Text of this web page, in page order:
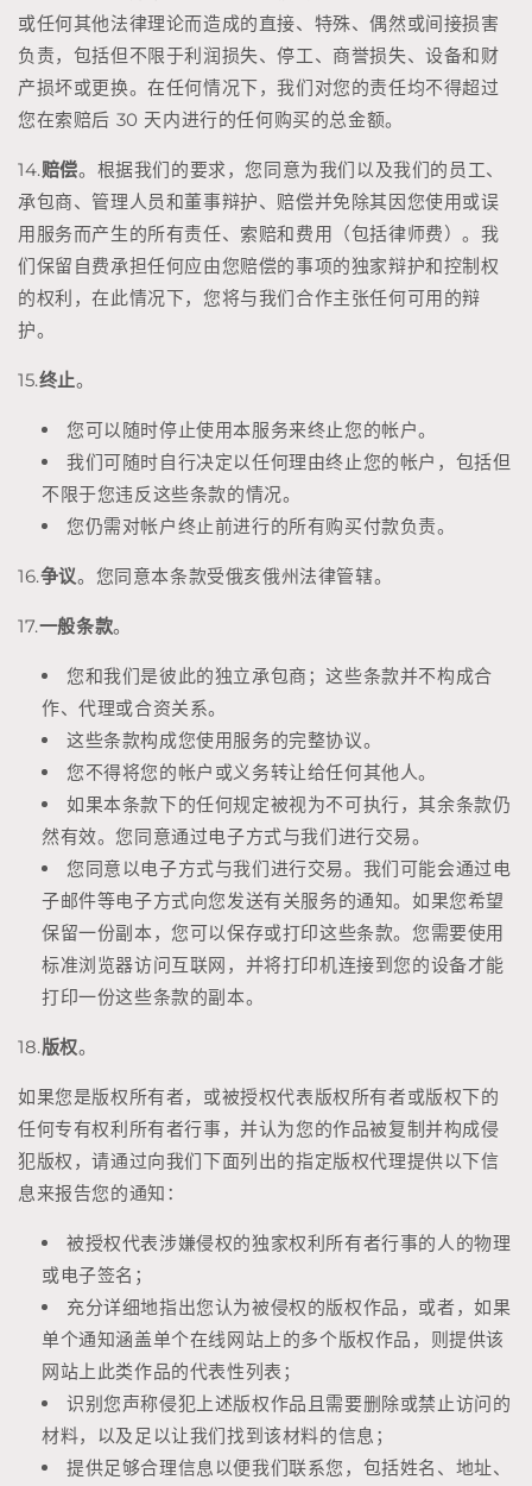
或任何其他法律理论而造成的直接、特殊、偶然或间接损害
负责，包括但不限于利润损失、停工、商誉损失、设备和财
产损坏或更换。在任何情况下，我们对您的责任均不得超过
您在索赔后 30 天内进行的任何购买的总金额。
14.赔偿。根据我们的要求，您同意为我们以及我们的员工、
承包商、管理人员和董事辩护、赔偿并免除其因您使用或误
用服务而产生的所有责任、索赔和费用（包括律师费）。我
们保留自费承担任何应由您赔偿的事项的独家辩护和控制权
的权利，在此情况下，您将与我们合作主张任何可用的辩
护。
15.终止。
您可以随时停止使用本服务来终止您的帐户。
我们可随时自行决定以任何理由终止您的帐户，包括但
不限于您违反这些条款的情况。
您仍需对帐户终止前进行的所有购买付款负责。
16.争议。您同意本条款受俄亥俄州法律管辖。
17.一般条款。
您和我们是彼此的独立承包商；这些条款并不构成合
作、代理或合资关系。
这些条款构成您使用服务的完整协议。
您不得将您的帐户或义务转让给任何其他人。
如果本条款下的任何规定被视为不可执行，其余条款仍
然有效。您同意通过电子方式与我们进行交易。
您同意以电子方式与我们进行交易。我们可能会通过电
子邮件等电子方式向您发送有关服务的通知。如果您希望
保留一份副本，您可以保存或打印这些条款。您需要使用
标准浏览器访问互联网，并将打印机连接到您的设备才能
打印一份这些条款的副本。
18.版权。
如果您是版权所有者，或被授权代表版权所有者或版权下的
任何专有权利所有者行事，并认为您的作品被复制并构成侵
犯版权，请通过向我们下面列出的指定版权代理提供以下信
息来报告您的通知：
被授权代表涉嫌侵权的独家权利所有者行事的人的物理
或电子签名；
充分详细地指出您认为被侵权的版权作品，或者，如果
单个通知涵盖单个在线网站上的多个版权作品，则提供该
网站上此类作品的代表性列表；
识别您声称侵犯上述版权作品且需要删除或禁止访问的
材料，以及足以让我们找到该材料的信息；
提供足够合理信息以便我们联系您，包括姓名、地址、